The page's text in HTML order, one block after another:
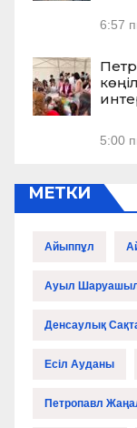
6:57
5:00
МЕТКИ
Айыппұл
Ауыл
Денсаулық
Есіл Ауданы
Петропавл